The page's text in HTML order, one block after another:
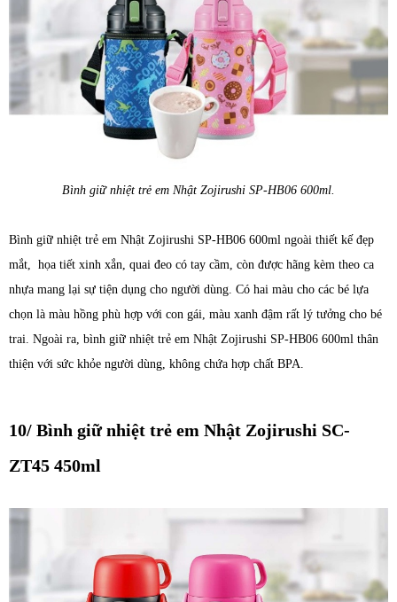
Bình giữ nhiệt trẻ em Nhật Zojirushi SP-HB06 600ml.
Bình giữ nhiệt trẻ em Nhật Zojirushi SP-HB06 600ml ngoài thiết kế đẹp
mắt, họa tiết xinh xắn, quai đeo có tay cầm, còn được hãng kèm theo ca
nhựa mang lại sự tiện dụng cho người dùng. Có hai màu cho các bé lựa
chọn là màu hồng phù hợp với con gái, màu xanh đậm rất lý tưởng cho bé
trai. Ngoài ra, bình giữ nhiệt trẻ em Nhật Zojirushi SP-HB06 600ml thân
thiện với sức khỏe người dùng, không chứa hợp chất BPA.
10/ Bình giữ nhiệt trẻ em Nhật Zojirushi SC-
ZT45 450ml